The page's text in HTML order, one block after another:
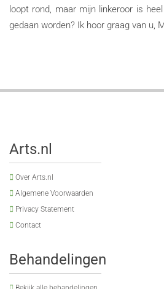
loopt rond, maar mijn linkeroor is
gedaan worden? Ik hoor graag van u,
Arts.nl
Over Arts.nl
Algemene Voorwaarden
Privacy Statement
Contact
Behandelingen